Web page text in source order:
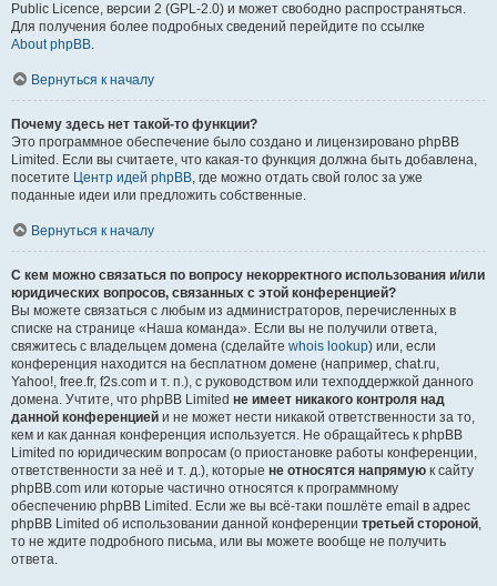
Public Licence, версии 2 (GPL-2.0) и может свободно распространяться.
Для получения более подробных сведений перейдите по ссылке
About phpBB.
Вернуться к началу
Почему здесь нет такой-то функции?
Это программное обеспечение было создано и лицензировано phpBB
Limited. Если вы считаете, что какая-то функция должна быть добавлена,
посетите Центр идей phpBB, где можно отдать свой голос за уже
поданные идеи или предложить собственные.
Вернуться к началу
С кем можно связаться по вопросу некорректного использования и/или
юридических вопросов, связанных с этой конференцией?
Вы можете связаться с любым из администраторов, перечисленных в
списке на странице «Наша команда». Если вы не получили ответа,
свяжитесь с владельцем домена (сделайте whois lookup) или, если
конференция находится на бесплатном домене (например, chat.ru,
Yahoo!, free.fr, f2s.com и т. п.), с руководством или техподдержкой данного
домена. Учтите, что phpBB Limited не имеет никакого контроля над
данной конференцией и не может нести никакой ответственности за то,
кем и как данная конференция используется. Не обращайтесь к phpBB
Limited по юридическим вопросам (о приостановке работы конференции,
ответственности за неё и т. д.), которые не относятся напрямую к сайту
phpBB.com или которые частично относятся к программному
обеспечению phpBB Limited. Если же вы всё-таки пошлёте email в адрес
phpBB Limited об использовании данной конференции третьей стороной,
то не ждите подробного письма, или вы можете вообще не получить
ответа.